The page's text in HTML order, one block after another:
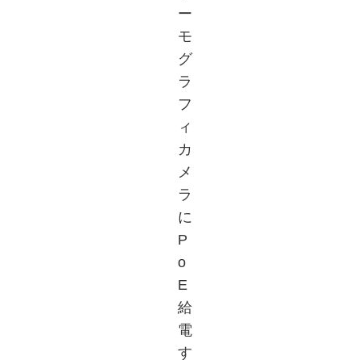
ー
モ
グ
ラ
フ
ィ
カ
メ
ラ
に
P
o
E
給
電
す